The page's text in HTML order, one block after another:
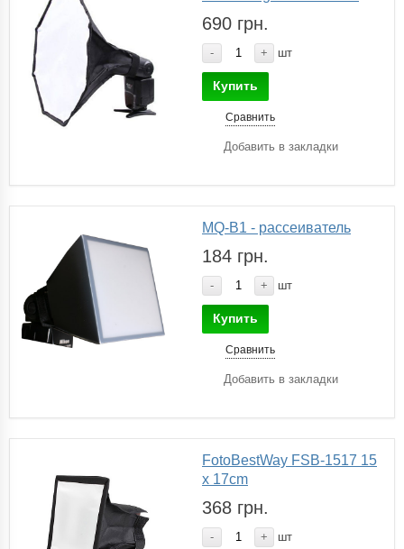
690 грн.
- + шт
Купить
Сравнить
Добавить в закладки
MQ-B1 - рассеиватель
184 грн.
- + шт
Купить
Сравнить
Добавить в закладки
FotoBestWay FSB-1517 15
x 17cm
368 грн.
- + шт